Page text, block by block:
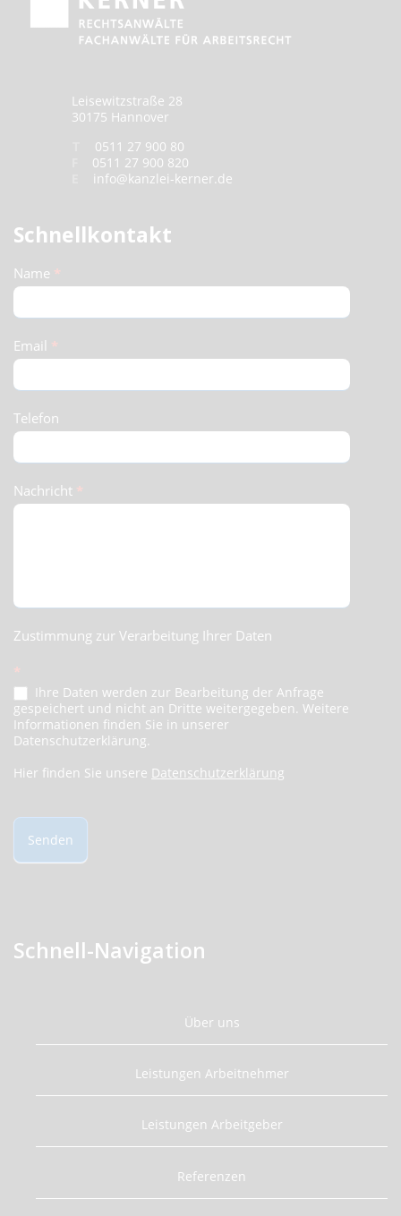
Leisewitzstraße 28
30175 Hannover
0511 27 900 80
0511 27 900 820
info@kanzlei-kerner.de
Schnellkontakt
Schnellkontakt
(Footer)
Name *
Email *
Telefon
Nachricht *
Zustimmung zur Verarbeitung Ihrer Daten
*
Ihre Daten werden zur Bearbeitung der Anfrage
gespeichert und nicht an Dritte weitergegeben. Weitere
Informationen finden Sie in unserer
Datenschutzerklärung.
Hier finden Sie unsere Datenschutzerklärung
Senden
Schnell-Navigation
Über uns
Leistungen Arbeitnehmer
Leistungen Arbeitgeber
Referenzen